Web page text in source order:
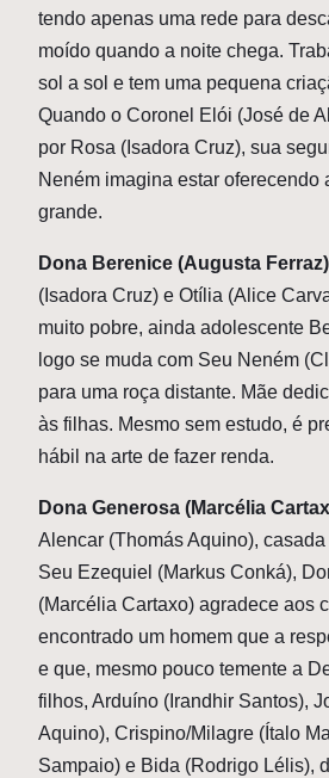
tendo apenas uma rede para
moído quando a noite chega.
sol a sol e tem uma pequena
Quando o Coronel Elói (José de
por Rosa (Isadora Cruz), sua
Neném imagina estar oferecendo
grande.
Dona Berenice (Augusta Ferraz)
(Isadora Cruz) e Otília (Alice
muito pobre, ainda adolescente
logo se muda com Seu Neném
para uma roça distante. Mãe
às filhas. Mesmo sem estudo, é
hábil na arte de fazer renda.
Dona Generosa (Marcélia
Alencar (Thomás Aquino),
Seu Ezequiel (Markus Conká),
(Marcélia Cartaxo) agradece aos
encontrado um homem que a
e que, mesmo pouco temente a
filhos, Arduíno (Irandhir Santos),
Aquino), Crispino/Milagre (Ítalo
Sampaio) e Bida (Rodrigo Lélis),